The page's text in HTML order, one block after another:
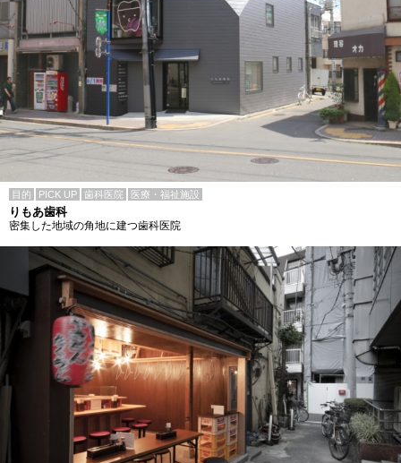
目的 PICK UP 歯科医院 医療・福祉施設
りもあ歯科
密集した地域の角地に建つ歯科医院